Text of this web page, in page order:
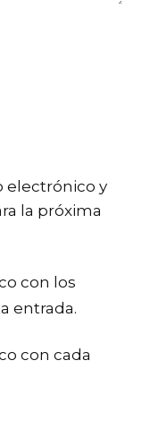
electrónico y
la próxima
con los
entrada.
con cada